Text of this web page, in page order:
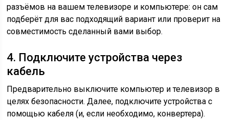
разъёмов на вашем телевизоре и компьютере: он сам
подберёт для вас подходящий вариант или проверит на
совместимость сделанный вами выбор.
4. Подключите устройства через
кабель
Предварительно выключите компьютер и телевизор в
целях безопасности. Далее, подключите устройства с
помощью кабеля (и, если необходимо, конвертера).